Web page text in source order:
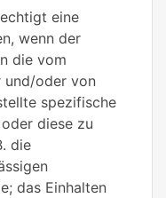
eine
wenn der
die vom
und/oder von
spezifische
diese zu
die
das Einhalten